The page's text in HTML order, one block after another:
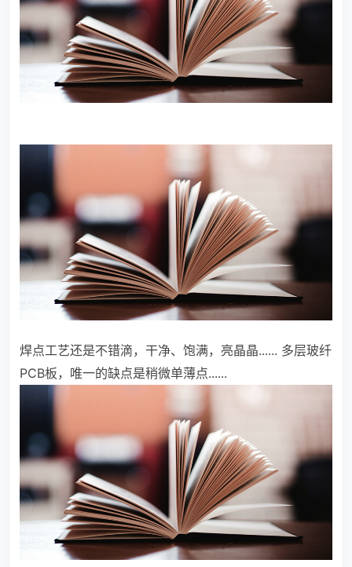
焊点工艺还是不错滴，干净、饱满，亮晶晶...... 多层玻纤
PCB板，唯一的缺点是稍微单薄点......